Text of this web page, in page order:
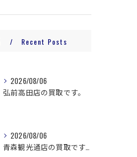
Recent Posts
2026/08/06
弘前高田店の買取です。
2026/08/06
青森観光通店の買取です。